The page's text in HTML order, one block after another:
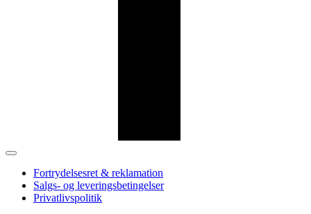
Fortrydelsesret & reklamation
Salgs- og leveringsbetingelser
Privatlivspolitik